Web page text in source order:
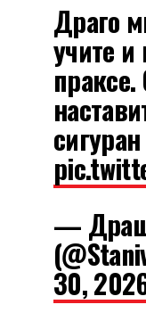
Драго
учите и
—
30,